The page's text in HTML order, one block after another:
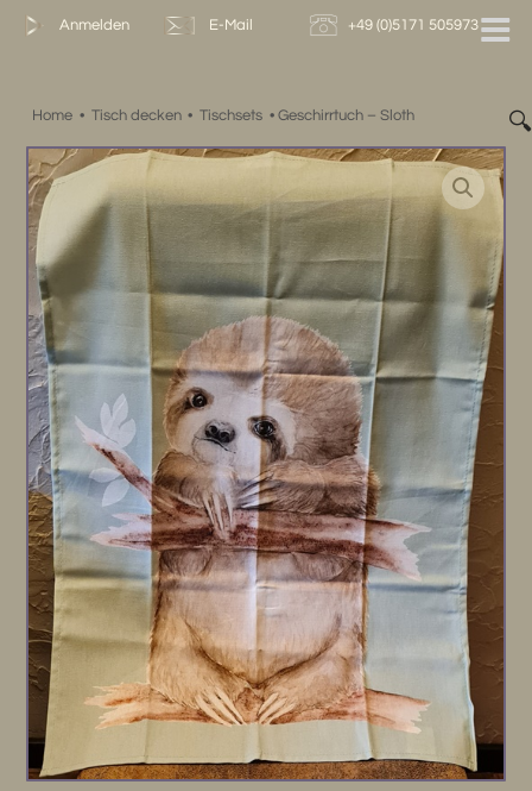
Zum
Anmelden E-Mail +49 (0)5171 505973
Home • Tisch decken • Tischsets • Geschirrtuch – Sloth 🔍